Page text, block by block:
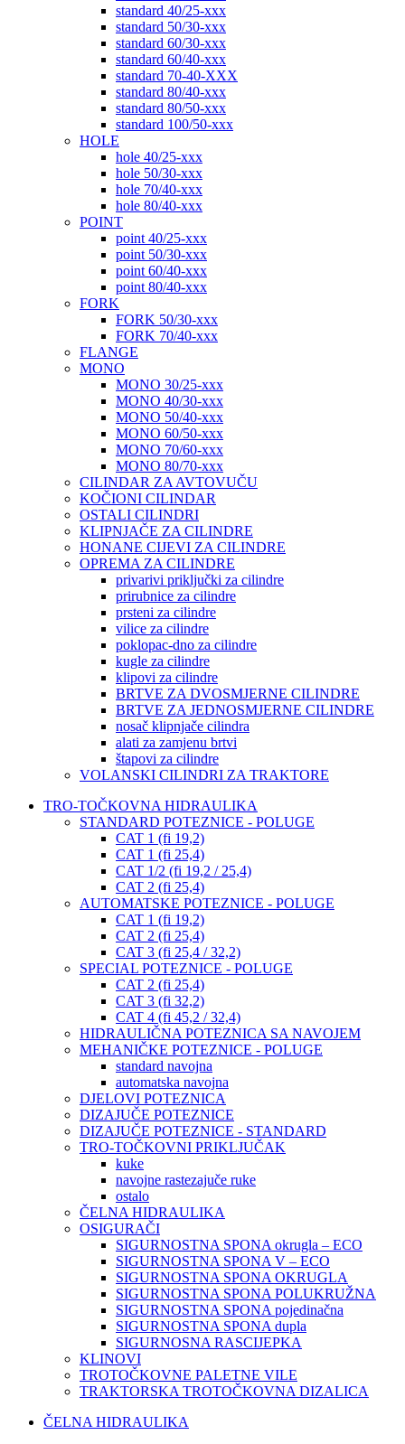
standard 40/25-xxx
standard 50/30-xxx
standard 60/30-xxx
standard 60/40-xxx
standard 70-40-XXX
standard 80/40-xxx
standard 80/50-xxx
standard 100/50-xxx
HOLE
hole 40/25-xxx
hole 50/30-xxx
hole 70/40-xxx
hole 80/40-xxx
POINT
point 40/25-xxx
point 50/30-xxx
point 60/40-xxx
point 80/40-xxx
FORK
FORK 50/30-xxx
FORK 70/40-xxx
FLANGE
MONO
MONO 30/25-xxx
MONO 40/30-xxx
MONO 50/40-xxx
MONO 60/50-xxx
MONO 70/60-xxx
MONO 80/70-xxx
CILINDAR ZA AVTOVUČU
KOČIONI CILINDAR
OSTALI CILINDRI
KLIPNJAČE ZA CILINDRE
HONANE CIJEVI ZA CILINDRE
OPREMA ZA CILINDRE
privarivi priključki za cilindre
prirubnice za cilindre
prsteni za cilindre
vilice za cilindre
poklopac-dno za cilindre
kugle za cilindre
klipovi za cilindre
BRTVE ZA DVOSMJERNE CILINDRE
BRTVE ZA JEDNOSMJERNE CILINDRE
nosač klipnjače cilindra
alati za zamjenu brtvi
štapovi za cilindre
VOLANSKI CILINDRI ZA TRAKTORE
TRO-TOČKOVNA HIDRAULIKA
STANDARD POTEZNICE - POLUGE
CAT 1 (fi 19,2)
CAT 1 (fi 25,4)
CAT 1/2 (fi 19,2 / 25,4)
CAT 2 (fi 25,4)
AUTOMATSKE POTEZNICE - POLUGE
CAT 1 (fi 19,2)
CAT 2 (fi 25,4)
CAT 3 (fi 25,4 / 32,2)
SPECIAL POTEZNICE - POLUGE
CAT 2 (fi 25,4)
CAT 3 (fi 32,2)
CAT 4 (fi 45,2 / 32,4)
HIDRAULIČNA POTEZNICA SA NAVOJEM
MEHANIČKE POTEZNICE - POLUGE
standard navojna
automatska navojna
DJELOVI POTEZNICA
DIZAJUČE POTEZNICE
DIZAJUČE POTEZNICE - STANDARD
TRO-TOČKOVNI PRIKLJUČAK
kuke
navojne rastezajuče ruke
ostalo
ČELNA HIDRAULIKA
OSIGURAČI
SIGURNOSTNA SPONA okrugla – ECO
SIGURNOSTNA SPONA V – ECO
SIGURNOSTNA SPONA OKRUGLA
SIGURNOSTNA SPONA POLUKRUŽNA
SIGURNOSTNA SPONA pojedinačna
SIGURNOSTNA SPONA dupla
SIGURNOSNA RASCIJEPKA
KLINOVI
TROTOČKOVNE PALETNE VILE
TRAKTORSKA TROTOČKOVNA DIZALICA
ČELNA HIDRAULIKA